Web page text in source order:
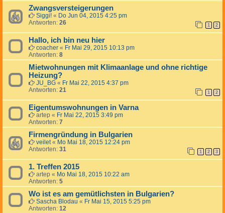
Zwangsversteigerungen
Siggi! « Do Jun 04, 2015 4:25 pm
Antworten: 26 1 2
Hallo, ich bin neu hier
coacher « Fr Mai 29, 2015 10:13 pm
Antworten: 8
Mietwohnungen mit Klimaanlage und ohne richtige
Heizung?
JU_BG « Fr Mai 22, 2015 4:37 pm
Antworten: 21 1 2
Eigentumswohnungen in Varna
artep « Fr Mai 22, 2015 3:49 pm
Antworten: 7
Firmengründung in Bulgarien
veilet« Mo Mai 18, 2015 12:24 pm
Antworten: 31 1 2 3
1. Treffen 2015
artep « Mo Mai 18, 2015 10:22 am
Antworten: 5
Wo ist es am gemütlichsten in Bulgarien?
Sascha Blodau « Fr Mai 15, 2015 5:25 pm
Antworten: 12